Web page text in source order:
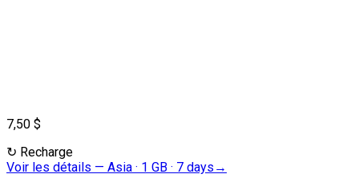
7,50 $
↻ Recharge
Voir les détails — Asia · 1 GB · 7 days →